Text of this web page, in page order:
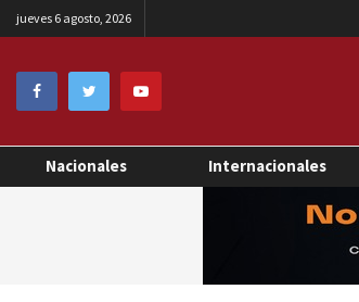
jueves 6 agosto, 2026
Nacionales Internacionales